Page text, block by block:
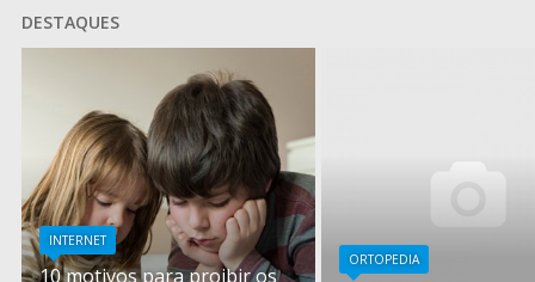
DESTAQUES
INTERNET
10 motivos para proibir os
ORTOPEDIA